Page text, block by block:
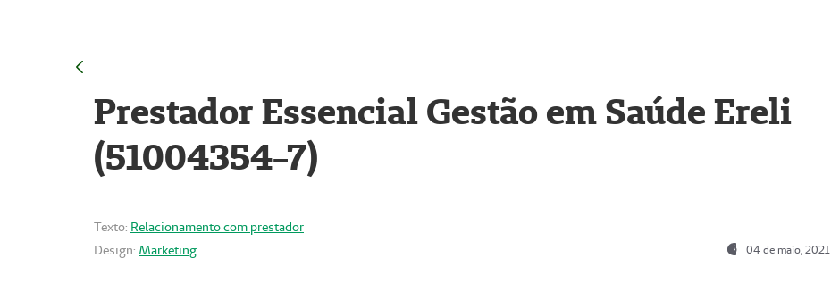
Prestador Essencial Gestão em Saúde Ereli
(51004354-7)
Texto: Relacionamento com prestador
Design: Marketing 04 de maio, 2021